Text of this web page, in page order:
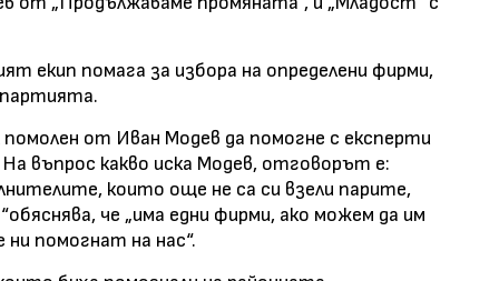
екип помага за избора на определени фирми,
от Иван Модев да помогне с експерти
въпрос какво иска Модев, отговорът е:
които още не са си взели парите,
че „има едни фирми, ако можем да им
помогнат на нас“.